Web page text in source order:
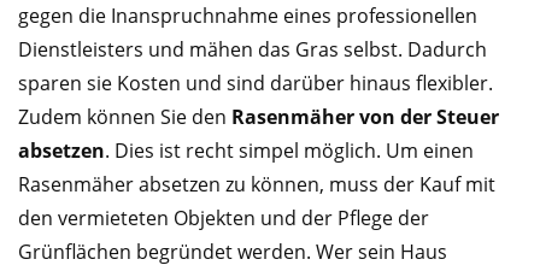
gegen die Inanspruchnahme eines professionellen
Dienstleisters und mähen das Gras selbst. Dadurch
sparen sie Kosten und sind darüber hinaus flexibler.
Zudem können Sie den Rasenmäher von der Steuer
absetzen. Dies ist recht simpel möglich. Um einen
Rasenmäher absetzen zu können, muss der Kauf mit
den vermieteten Objekten und der Pflege der
Grünflächen begründet werden. Wer sein Haus